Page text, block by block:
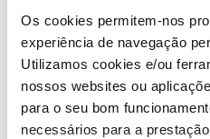
Os cookies permitem-nos
experiência de navegação
Utilizamos cookies e/ou
nossos websites ou
para o seu bom
necessários para a
Descubra as